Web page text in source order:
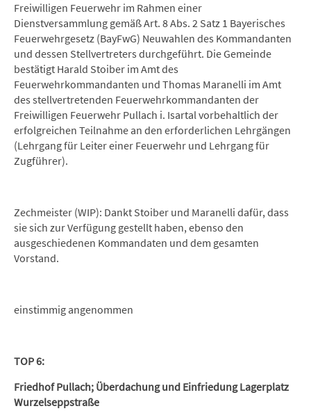
Freiwilligen Feuerwehr im Rahmen einer
Dienstversammlung gemäß Art. 8 Abs. 2 Satz 1 Bayerisches
Feuerwehrgesetz (BayFwG) Neuwahlen des Kommandanten
und dessen Stellvertreters durchgeführt. Die Gemeinde
bestätigt Harald Stoiber im Amt des
Feuerwehrkommandanten und Thomas Maranelli im Amt
des stellvertretenden Feuerwehrkommandanten der
Freiwilligen Feuerwehr Pullach i. Isartal vorbehaltlich der
erfolgreichen Teilnahme an den erforderlichen Lehrgängen
(Lehrgang für Leiter einer Feuerwehr und Lehrgang für
Zugführer).
Zechmeister (WIP): Dankt Stoiber und Maranelli dafür, dass
sie sich zur Verfügung gestellt haben, ebenso den
ausgeschiedenen Kommandaten und dem gesamten
Vorstand.
einstimmig angenommen
TOP 6:
Friedhof Pullach; Überdachung und Einfriedung Lagerplatz
Wurzelseppstraße